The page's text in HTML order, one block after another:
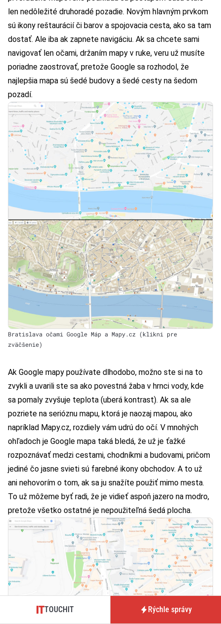
len nedôležité druhoradé pozadie. Novým hlavným prvkom
sú ikony reštaurácií či barov a spojovacia cesta, ako sa tam
dostať. Ale iba ak zapnete navigáciu. Ak sa chcete sami
navigovať len očami, držaním mapy v ruke, veru už musíte
poriadne zaostrovať, pretože Google sa rozhodol, že
najlepšia mapa sú šedé budovy a šedé cesty na šedom
pozadí.
Bratislava očami Google Máp a Mapy.cz (klikni pre
zväčšenie)
Ak Google mapy používate dlhodobo, možno ste si na to
zvykli a uvarili ste sa ako povestná žaba v hrnci vody, kde
sa pomaly zvyšuje teplota (uberá kontrast). Ak sa ale
pozriete na serióznu mapu, ktorá je naozaj mapou, ako
napríklad Mapy.cz, rozdiely vám udrú do očí. V mnohých
ohľadoch je Google mapa taká bledá, že už je ťažké
rozpoznávať medzi cestami, chodníkmi a budovami, pričom
jediné čo jasne svieti sú farebné ikony obchodov. A to už
ani nehovorím o tom, ak sa ju snažíte použiť mimo mesta.
To už môžeme byť radi, že je vidieť aspoň jazero na modro,
pretože všetko ostatné je nepoužiteľná šedá plocha.
TOUCHIT Rýchle správy